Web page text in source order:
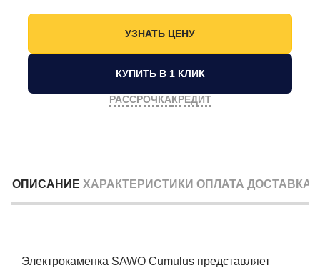
КУПИТЬ В 1 КЛИК
РАССРОЧКАКРЕДИТ
ОПИСАНИЕ ХАРАКТЕРИСТИКИ ОПЛАТА ДОСТАВКА
Электрокаменка SAWO Cumulus представляет